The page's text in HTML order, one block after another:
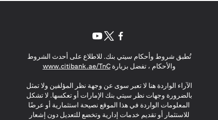
تُطبق شروط وأحكام سيتي بنك. للاطلاع على أحدث الشروط
والأحكام ، تفضل بزيارةwww.citibank.ae/TnC
(opens in a new tab)
الآراء الواردة هنا لا تعبر سوى عن وجهة نظر المؤلفين ولا تمثل
بالضرورة وجهات نظر سيتي بنك الإمارات أو تعكسها. لا تشكل
المعلومات الواردة في هذا الموقع نصيحة استثمارية أو عرضًا
للاستثمار أو تقديم خدمات إدارية وتخضع للتعديل دون إشعار